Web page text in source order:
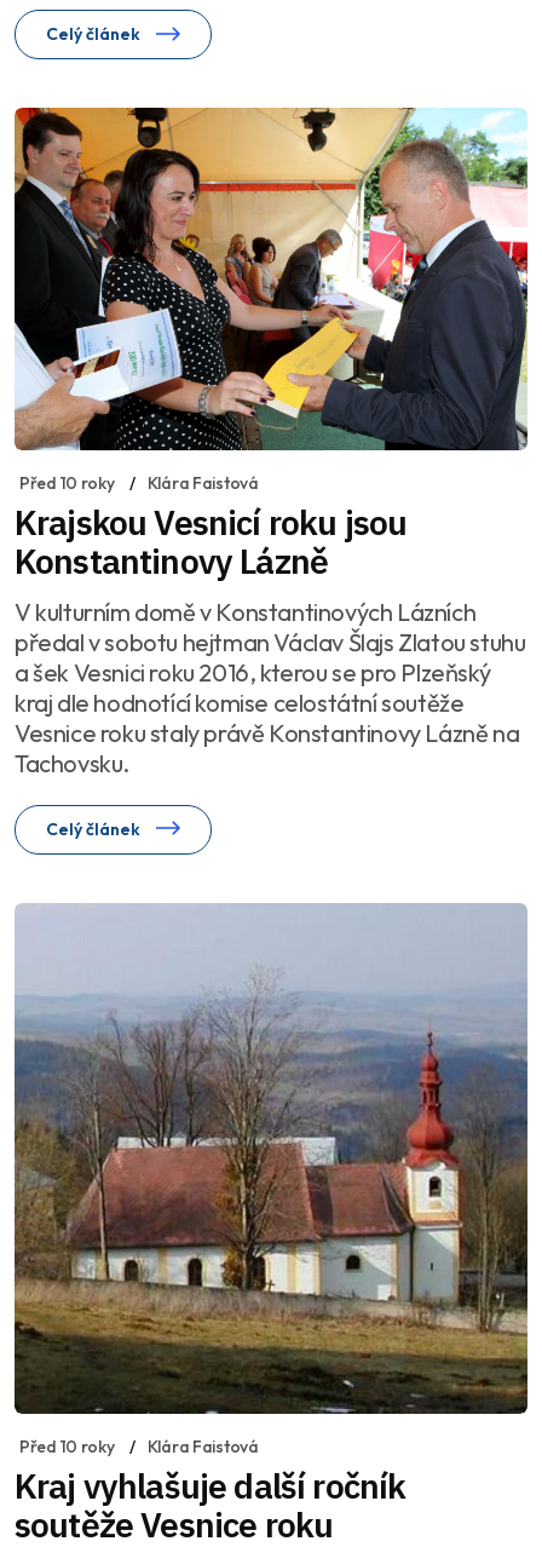
Celý článek
Před 10 roky Klára Faistová
Krajskou Vesnicí roku jsou
Konstantinovy Lázně
V kulturním domě v Konstantinových Lázních
předal v sobotu hejtman Václav Šlajs Zlatou stuhu
a šek Vesnici roku 2016, kterou se pro Plzeňský
kraj dle hodnotící komise celostátní soutěže
Vesnice roku staly právě Konstantinovy Lázně na
Tachovsku.
Celý článek
Před 10 roky Klára Faistová
Kraj vyhlašuje další ročník
soutěže Vesnice roku